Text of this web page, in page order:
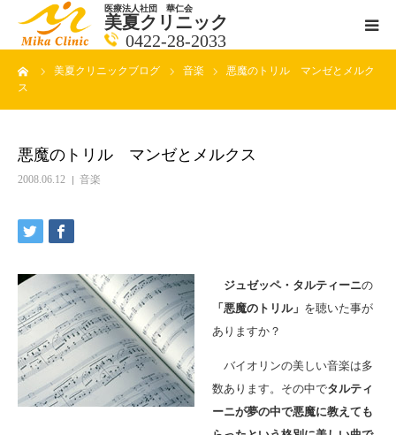
医療法人社団 華仁会
美夏クリニック
0422-28-2033
美夏クリニックブログ 音楽
悪魔のトリル マンゼとメルク
ス
悪魔のトリル マンゼとメルクス
2008.06.12 音楽
ジュゼッペ・タルティーニの
「悪魔のトリル」 を聴いた事が
ありますか？
バイオリンの美しい音楽は多
数あります。その中でタルティ
ーニが夢の中で悪魔に教えても
医師紹介
クリニックの紹介
アクセス
メールで相談
ブログ一覧ページ
料金一覧 new